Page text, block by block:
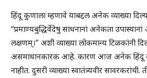
हिंदू कुणाला म्हणावे याबद्दल अनेक व्याख्या
“प्रमाण्यबुद्धिर्वेदेषु साधनानां अनेकता
लक्षणम्।” अशी व्याख्या लोकमान्य टिळकांनी
असमाधानकारक आहे. कारण आज अनेक हिंदू
नाहीत. दुसरी व्याख्या स्वातंत्र्यवीर